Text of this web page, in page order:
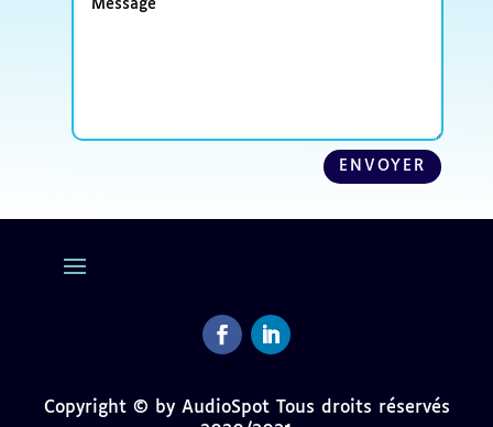
ENVOYER
Copyright © by AudioSpot Tous droits réservés